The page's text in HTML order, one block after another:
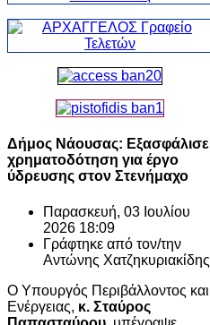
Δήμος Νάουσας: Εξασφάλισε
χρηματοδότηση για έργο
ύδρευσης στον Στενήμαχο
Παρασκευή, 03 Ιουλίου
2026 18:09
Γράφτηκε από τον/την
Αντώνης Χατζηκυριακίδης
Ο Υπουργός Περιβάλλοντος και
Ενέργειας, κ. Σταύρος